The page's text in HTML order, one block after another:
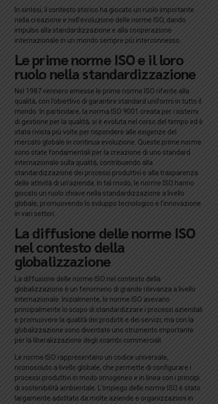
In sintesi, il contesto storico ha giocato un ruolo importante
nella creazione e nell’evoluzione delle norme ISO, dando
impulso alla standardizzazione e alla cooperazione
internazionale in un mondo sempre più interconnesso.
Le prime norme ISO e il loro
ruolo nella standardizzazione
Nel 1987 vennero emesse le prime norme ISO riferite alla
qualità, con l’obiettivo di garantire standard uniformi in tutto il
mondo. In particolare, la norma ISO 9001 creata per i sistemi
di gestione per la qualità, si è evoluta nel corso del tempo ed è
stata rivista più volte per rispondere alle esigenze del
mercato globale in continua evoluzione. Queste prime norme
sono state fondamentali per la creazione di uno standard
internazionale sulla qualità, contribuendo alla
standardizzazione dei processi produttivi e alla trasparenza
delle attività di un’azienda. In tal modo, le norme ISO hanno
giocato un ruolo chiave nella standardizzazione a livello
globale, promuovendo lo sviluppo tecnologico e l’innovazione
in vari settori.
La diffusione delle norme ISO
nel contesto della
globalizzazione
La diffusione delle norme ISO nel contesto della
globalizzazione è un fenomeno di grande rilevanza a livello
internazionale. Inizialmente, le norme ISO avevano
principalmente lo scopo di standardizzare i processi aziendali
e promuovere la qualità dei prodotti e dei servizi, ma con la
globalizzazione sono diventate uno strumento importante
per la liberalizzazione degli scambi commerciali.
Le norme ISO rappresentano un codice universale,
riconosciuto a livello globale, che permette di configurare i
processi produttivi in modo omogeneo e in linea con i principi
di sostenibilità ambientale. L’impiego delle norme ISO è stato
largamente adottato da molte aziende e organizzazioni in